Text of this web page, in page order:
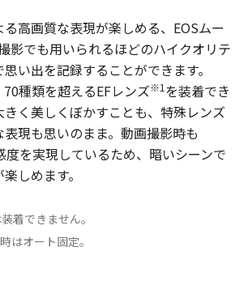
高画質な表現が楽しめる、EOSムー
影でも用いられるほどのハイクオリテ
い出を記録することができます。
70種類を超えるEFレンズ※1 を装着でき
きく美しくぼかすことも、特殊レンズ
現も思いのまま。動画撮影時も
度を実現しているため、暗いシーンで
しめます。
着できません。
はオート固定。